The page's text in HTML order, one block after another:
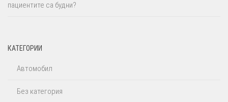
пациентите са будни?
КАТЕГОРИИ
Автомобил
Без категория